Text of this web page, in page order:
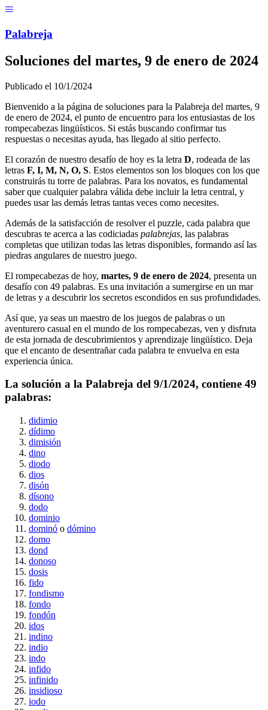
Palabreja
Soluciones del martes, 9 de enero de 2024
Publicado el 10/1/2024
Bienvenido a la página de soluciones para la Palabreja del martes, 9
de enero de 2024, el punto de encuentro para los entusiastas de los
rompecabezas lingüísticos. Si estás buscando confirmar tus
respuestas o necesitas ayuda, has llegado al sitio perfecto.
El corazón de nuestro desafío de hoy es la letra D, rodeada de las
letras F, I, M, N, O, S. Estos elementos son los bloques con los que
construirás tu torre de palabras. Para los novatos, es fundamental
saber que cualquier palabra válida debe incluir la letra central, y
puedes usar las demás letras tantas veces como necesites.
Además de la satisfacción de resolver el puzzle, cada palabra que
descubras te acerca a las codiciadas palabrejas, las palabras
completas que utilizan todas las letras disponibles, formando así las
piedras angulares de nuestro juego.
El rompecabezas de hoy, martes, 9 de enero de 2024, presenta un
desafío con 49 palabras. Es una invitación a sumergirse en un mar
de letras y a descubrir los secretos escondidos en sus profundidades.
Así que, ya seas un maestro de los juegos de palabras o un
aventurero casual en el mundo de los rompecabezas, ven y disfruta
de esta jornada de descubrimientos y aprendizaje lingüístico. Deja
que el encanto de desentrañar cada palabra te envuelva en esta
experiencia única.
La solución a la Palabreja del 9/1/2024, contiene 49
palabras:
didimio
dídimo
dimisión
dino
diodo
dios
disón
dísono
dodo
dominio
dominó o dómino
domo
dond
donoso
dosis
fido
fondismo
fondo
fondón
idos
indino
indio
indo
infido
infinido
insidioso
iodo